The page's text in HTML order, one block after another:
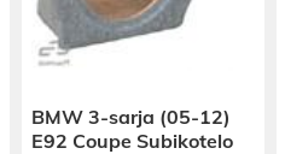
BMW 3-sarja (05-12)
E92 Coupe Subikotelo